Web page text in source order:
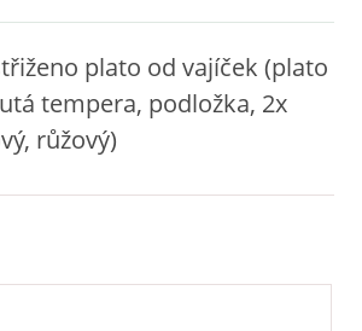
plato od vajíček (plato
tempera, podložka, 2x
růžový)